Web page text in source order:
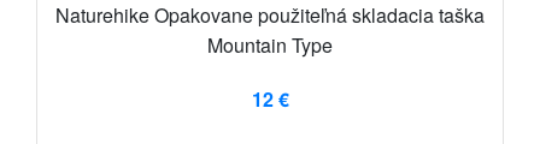
Naturehike Opakovane použiteľná skladacia taška
Mountain Type
12 €